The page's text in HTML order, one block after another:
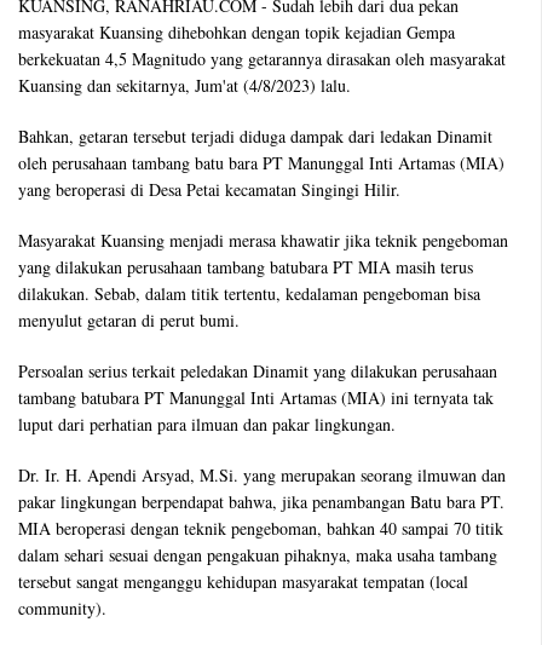
KUANSING, RANAHRIAU.COM - Sudah lebih dari dua pekan
masyarakat Kuansing dihebohkan dengan topik kejadian Gempa
berkekuatan 4,5 Magnitudo yang getarannya dirasakan oleh masyarakat
Kuansing dan sekitarnya, Jum'at (4/8/2023) lalu.
Bahkan, getaran tersebut terjadi diduga dampak dari ledakan Dinamit
oleh perusahaan tambang batu bara PT Manunggal Inti Artamas (MIA)
yang beroperasi di Desa Petai kecamatan Singingi Hilir.
Masyarakat Kuansing menjadi merasa khawatir jika teknik pengeboman
yang dilakukan perusahaan tambang batubara PT MIA masih terus
dilakukan. Sebab, dalam titik tertentu, kedalaman pengeboman bisa
menyulut getaran di perut bumi.
Persoalan serius terkait peledakan Dinamit yang dilakukan perusahaan
tambang batubara PT Manunggal Inti Artamas (MIA) ini ternyata tak
luput dari perhatian para ilmuan dan pakar lingkungan.
Dr. Ir. H. Apendi Arsyad, M.Si. yang merupakan seorang ilmuwan dan
pakar lingkungan berpendapat bahwa, jika penambangan Batu bara PT.
MIA beroperasi dengan teknik pengeboman, bahkan 40 sampai 70 titik
dalam sehari sesuai dengan pengakuan pihaknya, maka usaha tambang
tersebut sangat menganggu kehidupan masyarakat tempatan (local
community).